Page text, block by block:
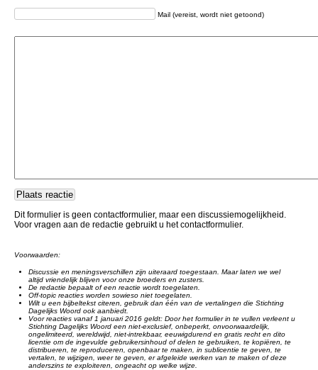
Mail (vereist, wordt niet getoond)
Dit formulier is geen contactformulier, maar een discussiemogelijkheid.
Voor vragen aan de redactie gebruikt u het contactformulier.
Voorwaarden:
Discussie en meningsverschillen zijn uiteraard toegestaan. Maar laten we wel
altijd vriendelijk blijven voor onze broeders en zusters.
De redactie bepaalt of een reactie wordt toegelaten.
Off-topic reacties worden sowieso niet toegelaten.
Wilt u een bijbeltekst citeren, gebruik dan één van de vertalingen die Stichting
Dagelijks Woord ook aanbiedt.
Voor reacties vanaf 1 januari 2016 geldt: Door het formulier in te vullen verleent u
Stichting Dagelijks Woord een niet-exclusief, onbeperkt, onvoorwaardelijk,
ongelimiteerd, wereldwijd, niet-intrekbaar, eeuwigdurend en gratis recht en dito
licentie om de ingevulde gebruikersinhoud of delen te gebruiken, te kopiëren, te
distribueren, te reproduceren, openbaar te maken, in sublicentie te geven, te
vertalen, te wijzigen, weer te geven, er afgeleide werken van te maken of deze
anderszins te exploiteren, ongeacht op welke wijze.